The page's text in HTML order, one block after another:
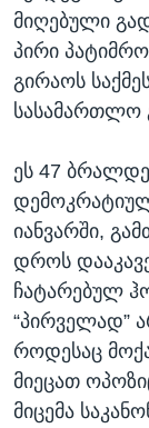
მიღებული
პირი
გირაოს
სასამართლო
ეს 47
იანვარში,
დროს
ჩატარებულ
“პირველად”
როდესაც
მიეცათ
მიცემა